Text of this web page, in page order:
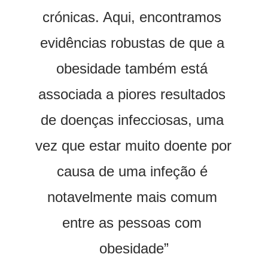
crónicas. Aqui, encontramos
evidências robustas de que a
obesidade também está
associada a piores resultados
de doenças infecciosas, uma
vez que estar muito doente por
causa de uma infeção é
notavelmente mais comum
entre as pessoas com
obesidade”